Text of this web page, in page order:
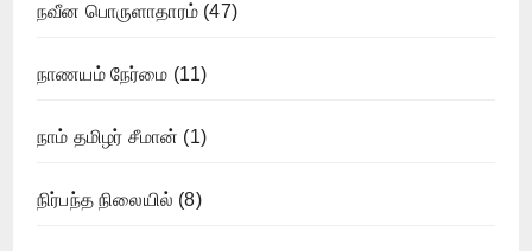
நவீன பொருளாதாரம் (47)
நாணயம் நேர்மை (11)
நாம் தமிழர் சீமான் (1)
நிர்பந்த நிலையில் (8)